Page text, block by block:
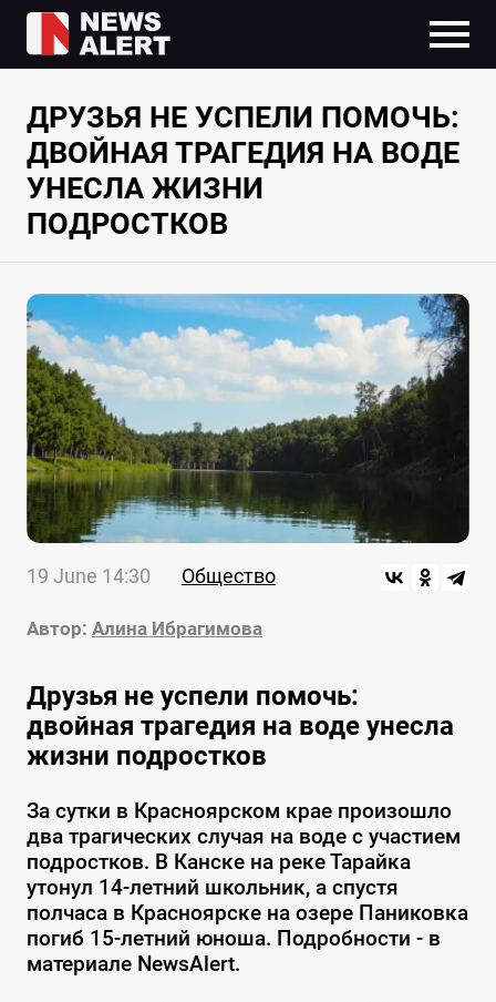
ДРУЗЬЯ НЕ УСПЕЛИ ПОМОЧЬ:
ДВОЙНАЯ ТРАГЕДИЯ НА ВОДЕ
УНЕСЛА ЖИЗНИ
ПОДРОСТКОВ
19 June 14:30 Общество
Автор: Алина Ибрагимова
Друзья не успели помочь:
двойная трагедия на воде унесла
жизни подростков
За сутки в Красноярском крае произошло
два трагических случая на воде с участием
подростков. В Канске на реке Тарайка
утонул 14-летний школьник, а спустя
полчаса в Красноярске на озере Паниковка
погиб 15-летний юноша. Подробности - в
материале NewsAlert.